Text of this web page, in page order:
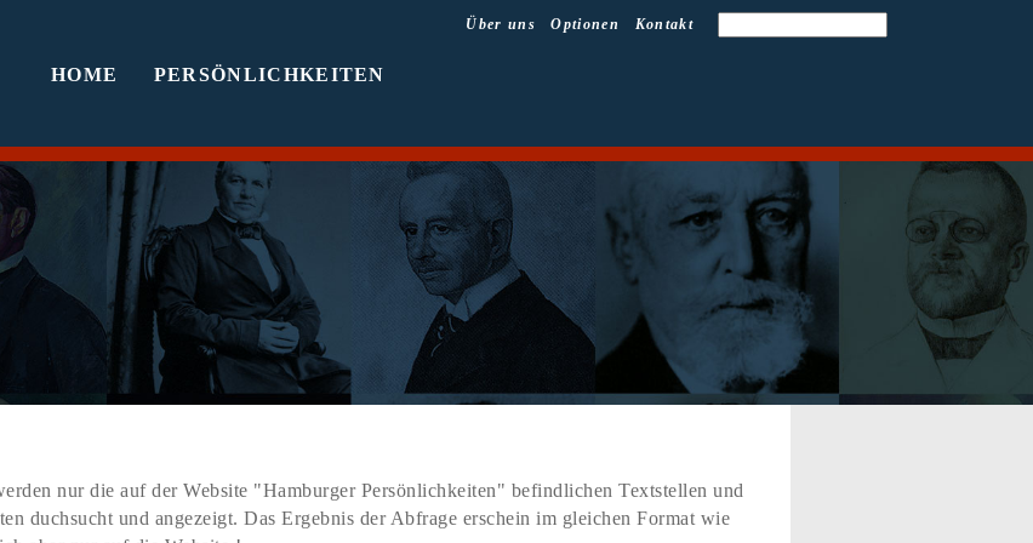
HOME PERSÖNLICHKEITEN
Über uns Optionen Kontakt
nur die auf der Website "Hamburger Persönlichkeiten" befindlichen Textstellen und
duchsucht und angezeigt. Das Ergebnis der Abfrage erschein im gleichen Format wie